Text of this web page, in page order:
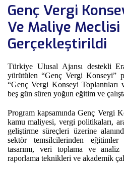
Genç Vergi
Ve Maliye Meclisi
Gerçekleştirildi
Türkiye Ulusal Ajansı destekli
yürütülen “Genç Vergi Konseyi”
“Genç Vergi Konseyi Toplantıları
beş gün süren yoğun eğitim ve
Program kapsamında Genç Vergi
kamu maliyesi, vergi politikaları,
geliştirme süreçleri üzerine
sektör temsilcilerinden eğitimler
tasarımı, veri toplama ve
raporlama teknikleri ve akademik